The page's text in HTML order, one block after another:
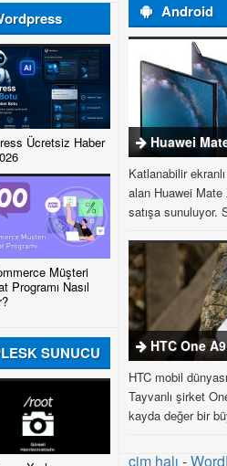
Ücretsiz Haber
Müşteri
Programı Nasıl
SUNUCU
Android
Huawei Mate
Katlanabilir
alan Huawei
satışa sunuluyor.
HTC One
HTC mobil
Tayvanlı şirket
kayda değer bir
çim halı -